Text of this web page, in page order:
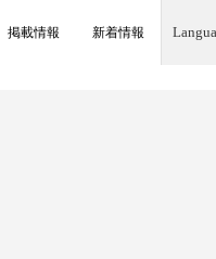
掲載情報 新着情報